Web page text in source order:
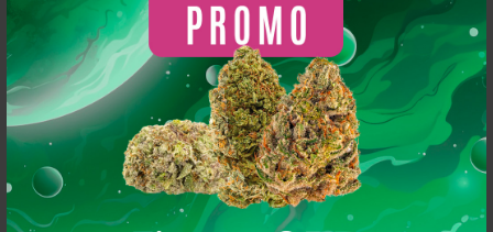
ESPACE CLIENT
Click & Collect
Commandez en ligne
Contactez-nous
Mon compte
Livraison
CGV